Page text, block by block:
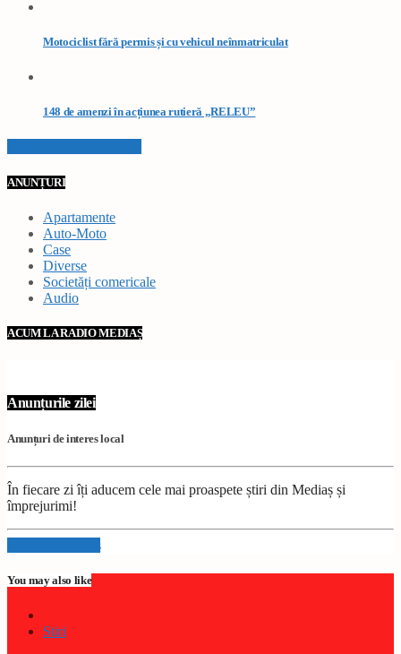
Motociclist fără permis și cu vehicul neînmatriculat
148 de amenzi în acțiunea rutieră „RELEU”
ANUNȚURI
Apartamente
Auto-Moto
Case
Diverse
Societăți comericale
Audio
ACUM LA RADIO MEDIAȘ
Anunțurile zilei
Anunțuri de interes local
În fiecare zi îți aducem cele mai proaspete știri din Mediaș și
împrejurimi!
Info and episodes
You may also like
Stiri